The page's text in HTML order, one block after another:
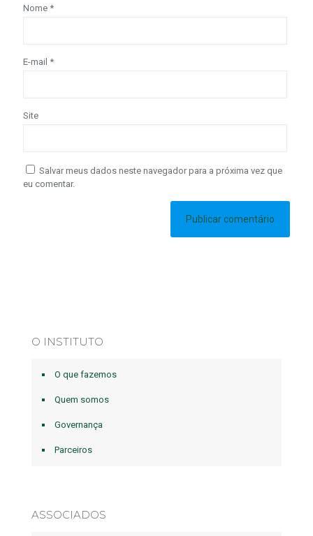
Nome *
E-mail *
Site
Salvar meus dados neste navegador para a próxima vez que
eu comentar.
O INSTITUTO
O que fazemos
Quem somos
Governança
Parceiros
ASSOCIADOS